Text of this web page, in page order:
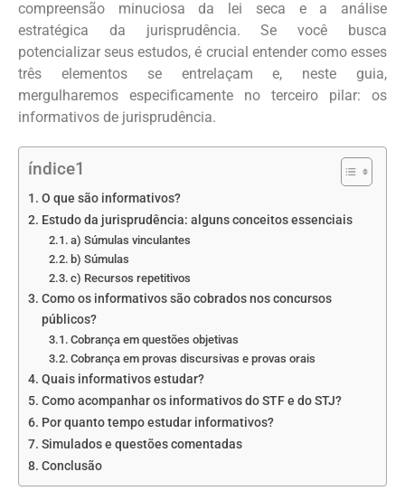
compreensão minuciosa da lei seca e a análise
estratégica da jurisprudência. Se você busca
potencializar seus estudos, é crucial entender como esses
três elementos se entrelaçam e, neste guia,
mergulharemos especificamente no terceiro pilar: os
informativos de jurisprudência.
índice1
O que são informativos?
Estudo da jurisprudência: alguns conceitos essenciais
a) Súmulas vinculantes
b) Súmulas
c) Recursos repetitivos
Como os informativos são cobrados nos concursos
públicos?
Cobrança em questões objetivas
Cobrança em provas discursivas e provas orais
Quais informativos estudar?
Como acompanhar os informativos do STF e do STJ?
Por quanto tempo estudar informativos?
Simulados e questões comentadas
Conclusão